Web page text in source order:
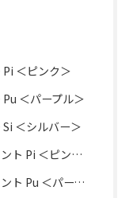
＜ピンク＞
＜パープル＞
＜シルバー＞
Pi ＜ピンク＞
Pu ＜パープル＞